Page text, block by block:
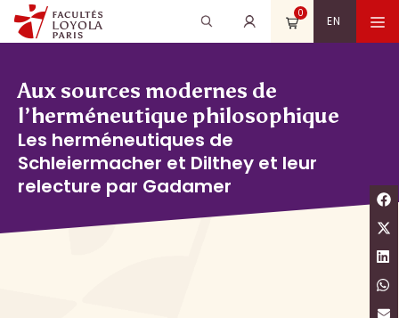
au
contenu
EN
0
Recherche
pour
Rechercher
Aux sources modernes de
l’herméneutique philosophique
Les herméneutiques de
Schleiermacher et Dilthey et leur
relecture par Gadamer